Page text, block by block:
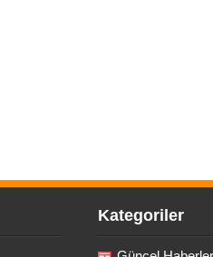
Kategoriler